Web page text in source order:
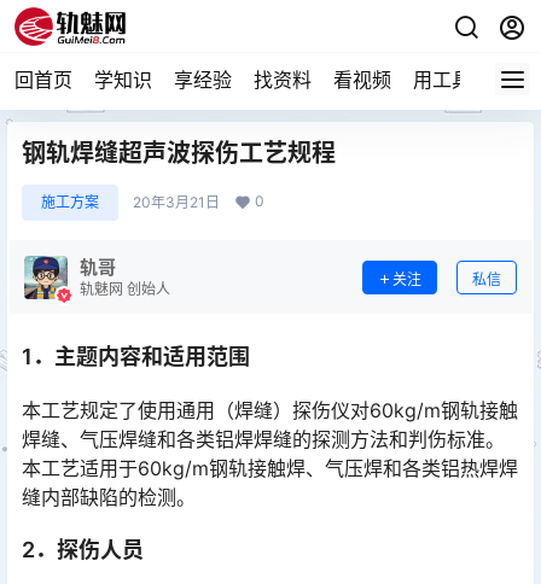
回首页 学知识 享经验 找资料 看视频 用工具 论技
钢轨焊缝超声波探伤工艺规程
施工方案 20年3月21日 0
轨哥
轨魅网 创始人
关注 私信
1．主题内容和适用范围
本工艺规定了使用通用（焊缝）探伤仪对60kg/m钢轨接触
焊缝、气压焊缝和各类铝焊焊缝的探测方法和判伤标准。
本工艺适用于60kg/m钢轨接触焊、气压焊和各类铝热焊焊
缝内部缺陷的检测。󠅅󠅃󠄵󠅂󠄪󠇖󠆨󠆨󠇕󠆞󠆒󠅬󠇘󠆭󠆘󠇙󠆝󠅵󠇗󠆭󠆁󠄐󠇗󠅹󠅸󠇖󠆍󠅳󠇖󠅹󠅰󠇖󠆌󠅹
2．探伤人员